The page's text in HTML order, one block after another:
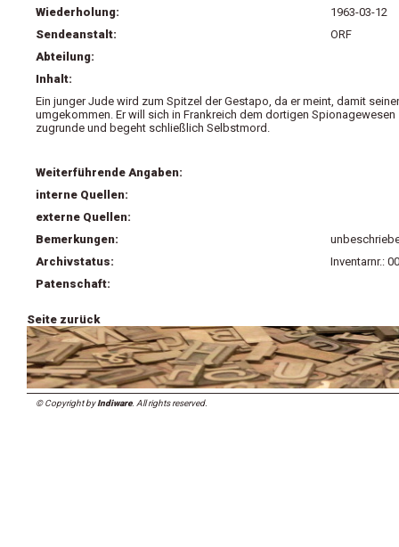
Wiederholung:
1963-03-12
Sendeanstalt:
ORF
Abteilung:
Inhalt:
Ein junger Jude wird zum Spitzel der Gestapo, da er meint, damit
umgekommen. Er will sich in Frankreich dem dortigen
zugrunde und begeht schließlich Selbstmord.
Weiterführende Angaben:
interne Quellen:
externe Quellen:
Bemerkungen:
Archivstatus:
Inventarnr.:
Patenschaft:
Seite zurück
© Copyright byIndiware. All rights reserved.